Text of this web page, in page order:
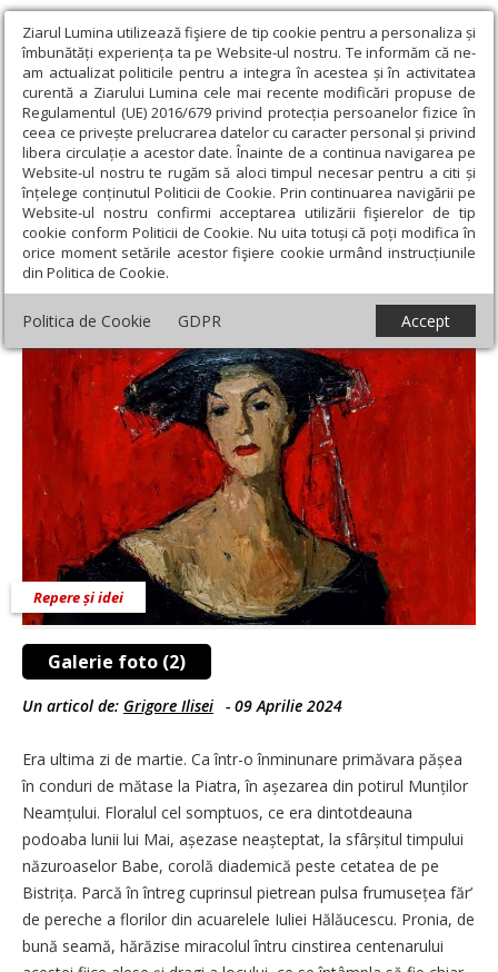
Ziarul Lumina utilizează fişiere de tip cookie pentru a personaliza și
îmbunătăți experiența ta pe Website-ul nostru. Te informăm că ne-
am actualizat politicile pentru a integra în acestea și în activitatea
curentă a Ziarului Lumina cele mai recente modificări propuse de
Regulamentul (UE) 2016/679 privind protecția persoanelor fizice în
ceea ce privește prelucrarea datelor cu caracter personal și privind
libera circulație a acestor date. Înainte de a continua navigarea pe
Website-ul nostru te rugăm să aloci timpul necesar pentru a citi și
înțelege conținutul Politicii de Cookie. Prin continuarea navigării pe
Website-ul nostru confirmi acceptarea utilizării fişierelor de tip
cookie conform Politicii de Cookie. Nu uita totuși că poți modifica în
orice moment setările acestor fişiere cookie urmând instrucțiunile
din Politica de Cookie.
Politica de Cookie GDPR Accept
Ziarul Lumina › Opinii › Repere și idei › O efigie a acuarelei
românești - Iulia Hălăucescu 100
O efigie a acuarelei românești - Iulia
Hălăucescu 100
Galerie foto (2)
Repere și idei
Un articol de: Grigore Ilisei - 09 Aprilie 2024
Era ultima zi de martie. Ca într-o înminunare primăvara pășea
în conduri de mătase la Piatra, în așezarea din potirul Munților
Neamțului. Floralul cel somptuos, ce era dintotdeauna
podoaba lunii lui Mai, așezase neașteptat, la sfârșitul timpului
năzuroaselor Babe, corolă diademică peste cetatea de pe
Bistrița. Parcă în întreg cuprinsul pietrean pulsa frumusețea făr’
de pereche a florilor din acuarelele Iuliei Hălăucescu. Pronia, de
bună seamă, hărăzise miracolul întru cinstirea centenarului